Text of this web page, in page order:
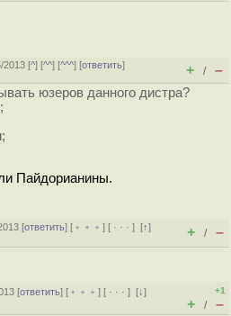
2013 [^] [^^] [^^^] [ответить]
+ / –
юзеров данного дистра?
Пайдорианины.
[ответить] [ ﹢﹢﹢] [ · · ·][↑]
+ / –
[ответить] [ ﹢﹢﹢] [ · · ·][↓]
+1
+ / –